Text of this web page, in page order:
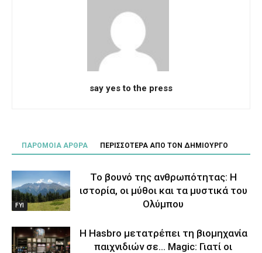
say yes to the press
ΠΑΡΟΜΟΙΑ ΑΡΘΡΑ ΠΕΡΙΣΣΟΤΕΡΑ ΑΠΟ ΤΟΝ ΔΗΜΙΟΥΡΓΟ
FYI
Το βουνό της ανθρωπότητας: Η
ιστορία, οι μύθοι και τα μυστικά του
Ολύμπου
Η Hasbro μετατρέπει τη βιομηχανία
παιχνιδιών σε… Magic: Γιατί οι